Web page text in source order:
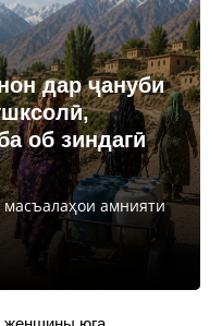
дар ҷануби
об зиндагӣ
амнияти